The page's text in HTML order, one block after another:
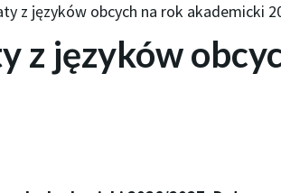
z języków obcych na rok akademicki
z języków